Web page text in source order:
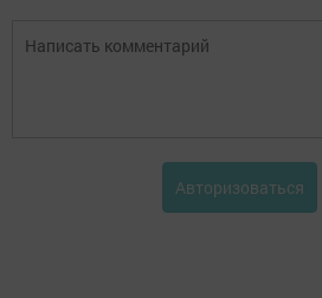
Авторизоваться